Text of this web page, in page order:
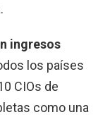
ingresos
los países
CIOs de
como una